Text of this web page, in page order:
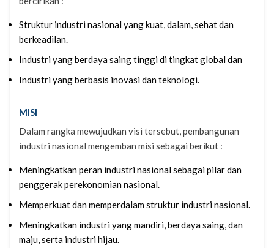
Struktur industri nasional yang kuat, dalam, sehat dan
berkeadilan.
Industri yang berdaya saing tinggi di tingkat global dan
Industri yang berbasis inovasi dan teknologi.
MISI
Dalam rangka mewujudkan visi tersebut, pembangunan
industri nasional mengemban misi sebagai berikut :
Meningkatkan peran industri nasional sebagai pilar dan
penggerak perekonomian nasional.
Memperkuat dan memperdalam struktur industri nasional.
Meningkatkan industri yang mandiri, berdaya saing, dan
maju, serta industri hijau.